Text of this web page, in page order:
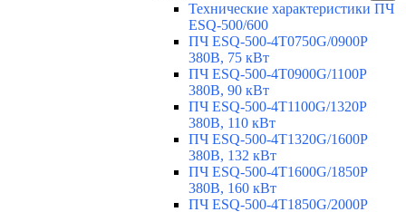
Технические характеристики ПЧ
ESQ-500/600
ПЧ ESQ-500-4T0750G/0900P
380В, 75 кВт
ПЧ ESQ-500-4T0900G/1100P
380В, 90 кВт
ПЧ ESQ-500-4T1100G/1320P
380В, 110 кВт
ПЧ ESQ-500-4T1320G/1600P
380В, 132 кВт
ПЧ ESQ-500-4T1600G/1850P
380В, 160 кВт
ПЧ ESQ-500-4T1850G/2000P